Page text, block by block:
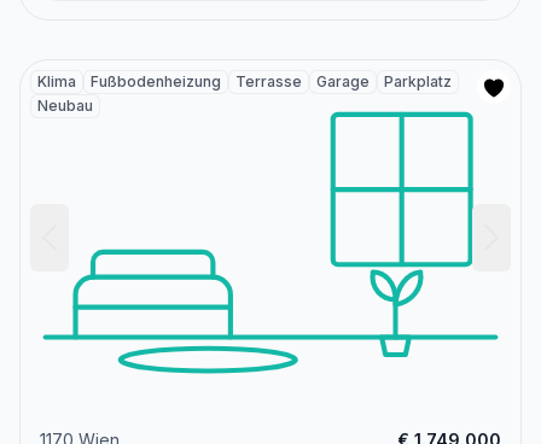
Klima Fußbodenheizung Terrasse Garage
Parkplatz
Neubau